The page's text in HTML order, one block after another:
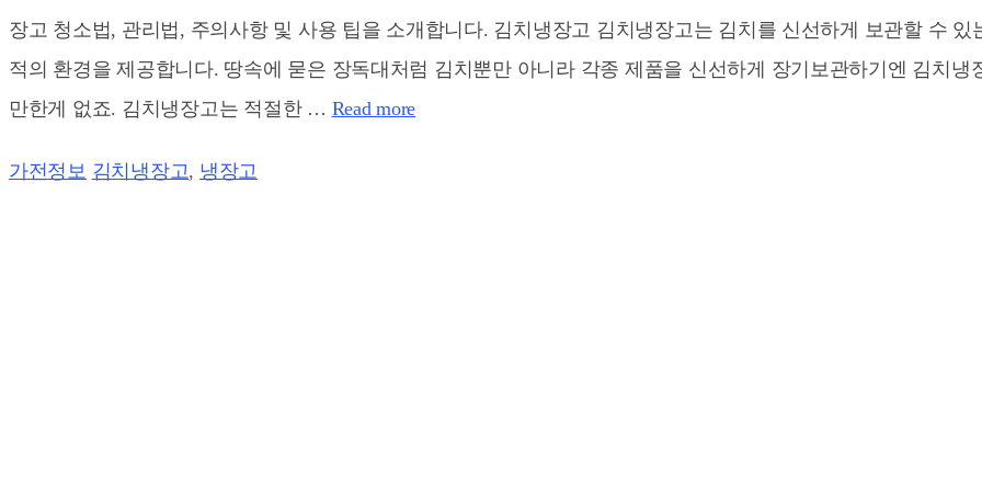
장고 청소법, 관리법, 주의사항 및 사용 팁을 소개합니다. 김치냉장고 김치냉장고는 김치를 신선하게 보관할 수 있
적의 환경을 제공합니다. 땅속에 묻은 장독대처럼 김치뿐만 아니라 각종 제품을 신선하게 장기보관하기엔 김치냉
만한게 없죠. 김치냉장고는 적절한 … Read more
Categories
가전정보 Tags
김치냉장고, 냉장고